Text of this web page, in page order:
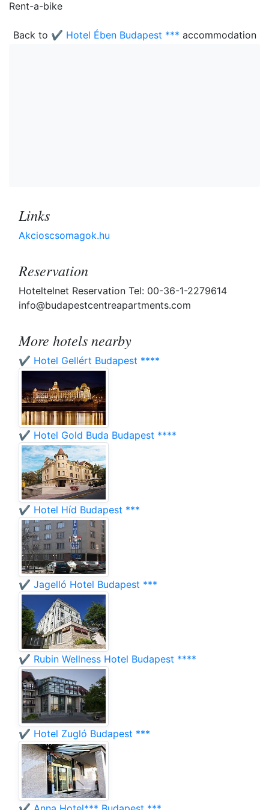
Rent-a-bike
Back to ✔️ Hotel Ében Budapest *** accommodation
Links
Akcioscsomagok.hu
Reservation
Hoteltelnet Reservation Tel: 00-36-1-2279614
info@budapestcentreapartments.com
More hotels nearby
✔️ Hotel Gellért Budapest ****
✔️ Hotel Gold Buda Budapest ****
✔️ Hotel Híd Budapest ***
✔️ Jagelló Hotel Budapest ***
✔️ Rubin Wellness Hotel Budapest ****
✔️ Hotel Zugló Budapest ***